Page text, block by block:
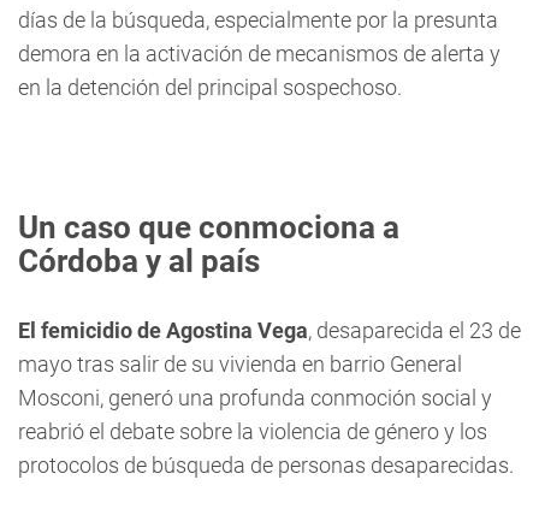
días de la búsqueda, especialmente por la presunta
demora en la activación de mecanismos de alerta y
en la detención del principal sospechoso.
Un caso que conmociona a
Córdoba y al país
El femicidio de Agostina Vega, desaparecida el 23 de
mayo tras salir de su vivienda en barrio General
Mosconi, generó una profunda conmoción social y
reabrió el debate sobre la violencia de género y los
protocolos de búsqueda de personas desaparecidas.